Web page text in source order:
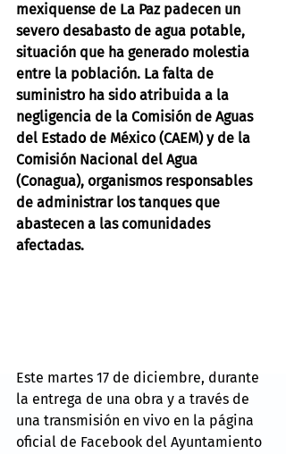
mexiquense de La Paz padecen un
severo desabasto de agua potable,
situación que ha generado molestia
entre la población. La falta de
suministro ha sido atribuida a la
negligencia de la Comisión de Aguas
del Estado de México (CAEM) y de la
Comisión Nacional del Agua
(Conagua), organismos responsables
de administrar los tanques que
abastecen a las comunidades
afectadas.
Este martes 17 de diciembre, durante
la entrega de una obra y a través de
una transmisión en vivo en la página
oficial de Facebook del Ayuntamiento